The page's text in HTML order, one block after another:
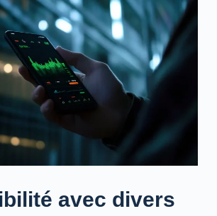
avec divers